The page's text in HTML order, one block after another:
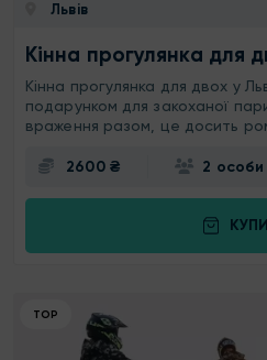
Львів
Кінна прогулянка для
Кінна прогулянка для двох у
подарунком для закоханої
враження разом, це досить
2600 ₴ 2 особи
ТОР